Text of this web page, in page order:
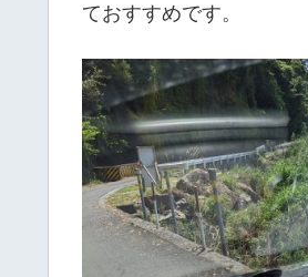
ておすすめです。